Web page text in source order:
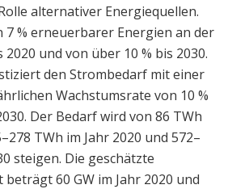
alternativer Energiequellen.
7 % erneuerbarer Energien an der
und von über 10 % bis 2030.
den Strombedarf mit einer
Wachstumsrate von 10 %
Der Bedarf wird von 86 TWh
TWh im Jahr 2020 und 572–
steigen. Die geschätzte
60 GW im Jahr 2020 und